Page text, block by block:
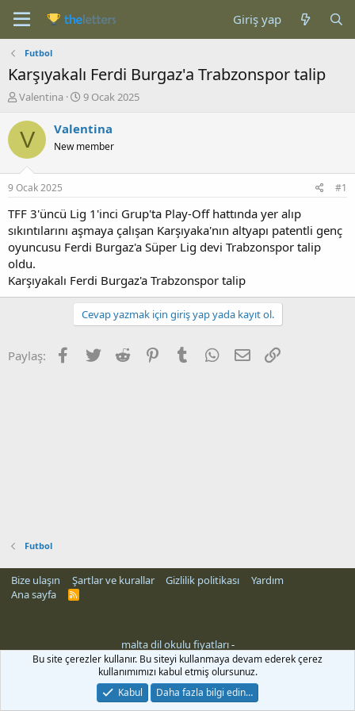
Giriş yap
Futbol
Karşıyakalı Ferdi Burgaz'a Trabzonspor talip
K
n
b
u
u
b
a
ş
l
a
t
a
n
Valentina
B
ş
a
ç
t
a
r
h
i
9 Ocak 2025
V Valentina
New member
9 Ocak 2025 #1
TFF 3'üncü Lig 1'inci Grup'ta Play-Off hattında yer alıp
sıkıntılarını aşmaya çalışan Karşıyaka'nın altyapı patentli genç
oyuncusu Ferdi Burgaz'a Süper Lig devi Trabzonspor talip
oldu.
Karşıyakalı Ferdi Burgaz'a Trabzonspor talip
Cevap yazmak için giriş yap yada kayıt ol.
Paylaş: Facebook
Twitter Reddit PinterestTumblr WhatsApp
E-posta
Futbol
Bize ulaşın Şartlar ve kurallar Gizlilik politikası
Yardım
Ana sayfa
R
malta dil okulu fiyatları-
siteleri
Bu site çerezler kullanır. Bu siteyi kullanmaya devam ederek çerez
kullanımımızı kabul etmiş olursunuz.
Kabul
Daha fazla bilgi edin…